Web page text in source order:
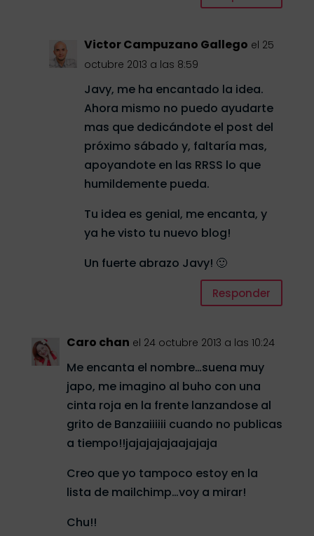
Victor Campuzano Gallego el 25
octubre 2013 a las 8:59
Javy, me ha encantado la idea.
Ahora mismo no puedo ayudarte
mas que dedicándote el post del
próximo sábado y, faltaría mas,
apoyandote en las RRSS lo que
humildemente pueda.
Tu idea es genial, me encanta, y
ya he visto tu nuevo blog!
Un fuerte abrazo Javy! 🙂
Responder
Caro chan el 24 octubre 2013 a las 10:24
Me encanta el nombre…suena muy
japo, me imagino al buho con una
cinta roja en la frente lanzandose al
grito de Banzaiiiiii cuando no publicas
a tiempo!!jajajajajaajajaja
Creo que yo tampoco estoy en la
lista de mailchimp…voy a mirar!
Chu!!